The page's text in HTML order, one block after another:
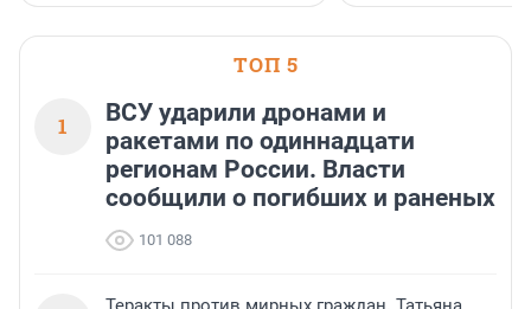
ТОП 5
1
ВСУ ударили дронами и
ракетами по одиннадцати
регионам России. Власти
сообщили о погибших и раненых
101 088